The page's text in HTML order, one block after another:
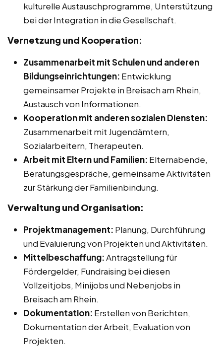
kulturelle Austauschprogramme, Unterstützung
bei der Integration in die Gesellschaft.
Vernetzung und Kooperation:
Zusammenarbeit mit Schulen und anderen
Bildungseinrichtungen: Entwicklung
gemeinsamer Projekte in Breisach am Rhein,
Austausch von Informationen.
Kooperation mit anderen sozialen Diensten:
Zusammenarbeit mit Jugendämtern,
Sozialarbeitern, Therapeuten.
Arbeit mit Eltern und Familien: Elternabende,
Beratungsgespräche, gemeinsame Aktivitäten
zur Stärkung der Familienbindung.
Verwaltung und Organisation:
Projektmanagement: Planung, Durchführung
und Evaluierung von Projekten und Aktivitäten.
Mittelbeschaffung:Antragstellung für
Fördergelder, Fundraising bei diesen
Vollzeitjobs, Minijobs und Nebenjobs in
Breisach am Rhein.
Dokumentation: Erstellen von Berichten,
Dokumentation der Arbeit, Evaluation von
Projekten.